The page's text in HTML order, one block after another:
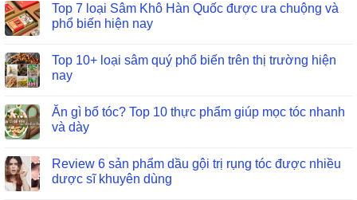
Top 7 loại Sâm Khô Hàn Quốc được ưa chuộng và
phổ biến hiện nay
Top 10+ loại sâm quý phổ biến trên thị trường hiện
nay
Ăn gì bổ tóc? Top 10 thực phẩm giúp mọc tóc nhanh
và dày
Review 6 sản phẩm dầu gội trị rụng tóc được nhiều
dược sĩ khuyên dùng